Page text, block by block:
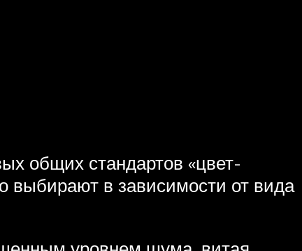
общих стандартов «цвет-
выбирают в зависимости от вида